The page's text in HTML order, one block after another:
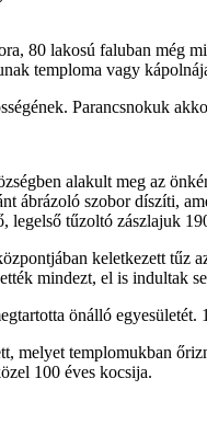
80 lakosú faluban
temploma vagy
Parancsnokuk
alakult meg az
ábrázoló szobor díszíti,
legelső tűzoltó zászlajuk
keletkezett
mindezt, el is indultak
önálló
melyet templomukban
100 éves kocsija.